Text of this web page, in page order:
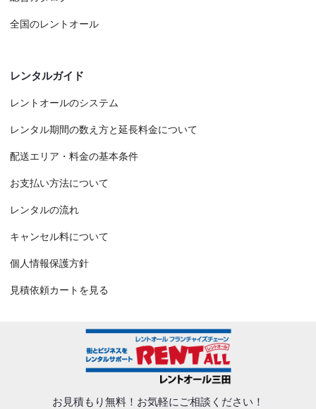
全国のレントオール
レンタルガイド
レントオールのシステム
レンタル期間の数え方と延長料金について
配送エリア・料金の基本条件
お支払い方法について
レンタルの流れ
キャンセル料について
個人情報保護方針
見積依頼カートを見る
お見積もり無料！ お気軽にご相談ください！